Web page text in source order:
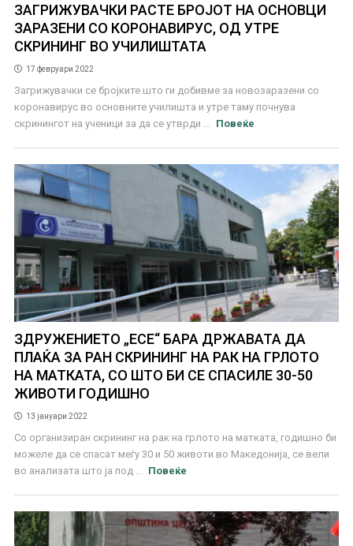
ЗАГРИЖУВАЧКИ РАСТЕ БРОЈОТ НА ОСНОВЦИ
ЗАРАЗЕНИ СО КОРОНАВИРУС, ОД УТРЕ
СКРИНИНГ ВО УЧИЛИШТАТА
17 февруари 2022
Загрижувачки се бројките што ги добивме за новозаразени со
коронавирус во основните училишта и утре таму почнува
скринингот на ученици за да се утврди ...
Повеќе
ЗДРУЖЕНИЕТО „ЕСЕ“ БАРА ДРЖАВАТА ДА
ПЛАЌА ЗА РАН СКРИНИНГ НА РАК НА ГРЛОТО
НА МАТКАТА, СО ШТО БИ СЕ СПАСИЛЕ 30-50
ЖИВОТИ ГОДИШНО
13 јануари 2022
Со организиран скрининг на рак на грлото на матката, годишно би
можеле да се спасат меѓу 30 и 50 животи во Македонија, се вели
во анализата што ја под ...
Повеќе